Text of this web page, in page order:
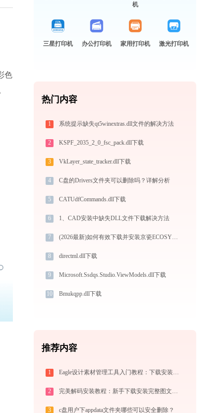
色
机
三星打印机 办公打印机 家用打印机 激光打印机
热门内容
1 系统提示缺失qt5winextras.dll文件的解决方法
2 KSPF_2035_2_0_fsc_pack.dll下载
3 VkLayer_state_tracker.dll下载
4 C盘的Drivers文件夹可以删除吗？详解分析
5 CATUdfCommands.dll下载
6 1、CAD安装中缺失DLL文件下载解决方法
7 (2026最新)如何有效下载并安装京瓷ECOSYS P4040dn打印机驱动？全方位指导手册
8 directml.dll下载
9 Microsoft.Ssdqs.Studio.ViewModels.dll下载
10 Bmukqpp.dll下载
推荐内容
1 Eagle设计素材管理工具入门教程：下载安装与核心功能详解
2 完美解码安装教程：新手下载安装完整图文指南
3 c盘用户下appdata文件夹哪些可以安全删除？